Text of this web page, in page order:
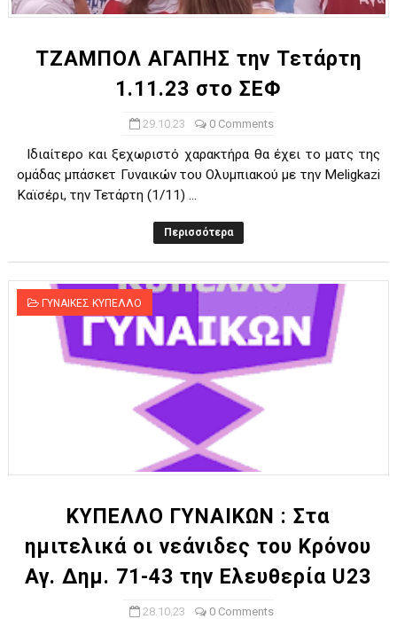
TZAMΠΟΛ ΑΓΑΠΗΣ την Τετάρτη
1.11.23 στο ΣΕΦ
29.10.23 0 Comments
Ιδιαίτερο και ξεχωριστό χαρακτήρα θα έχει το ματς της
ομάδας μπάσκετ Γυναικών του Ολυμπιακού με την Meligkazi
Καϊσέρι, την Τετάρτη (1/11) ...
Περισσότερα
ΓΥΝΑΙΚΕΣ ΚΥΠΕΛΛΟ
ΚΥΠΕΛΛΟ ΓΥΝΑΙΚΩΝ : Στα
ημιτελικά οι νεάνιδες του Κρόνου
Αγ. Δημ. 71-43 την Ελευθερία U23
28.10.23 0 Comments